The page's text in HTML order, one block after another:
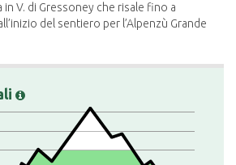
in V. di Gressoney che risale fino a
del sentiero per l’Alpenzù Grande